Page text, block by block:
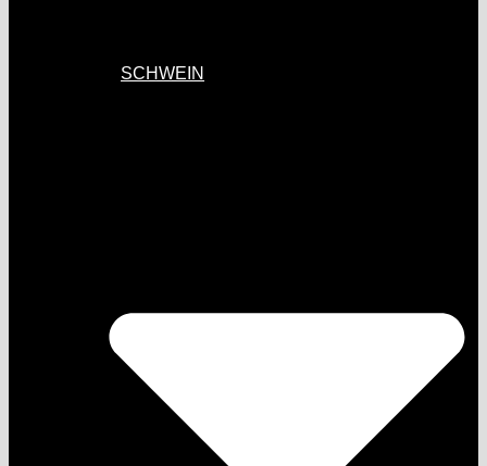
SCHWEIN